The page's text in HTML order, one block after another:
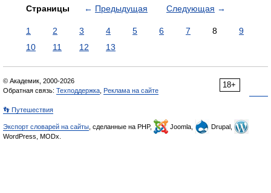
Страницы ← Предыдущая Следующая →
1 2 3 4 5 6 7 8
9
10
11 12 13
18+
© Академик, 2000-2026
Обратная связь: Техподдержка Реклама на сайте
👣 Путешествия
Экспорт словарей на сайты , сделанные на PHP, Joomla,
Drupal,
WordPress, MODx.